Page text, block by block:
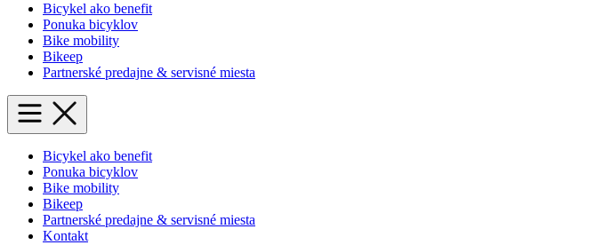
Bicykel ako benefit
Ponuka bicyklov
Bike mobility
Bikeep
Partnerské predajne & servisné miesta
Bicykel ako benefit
Ponuka bicyklov
Bike mobility
Bikeep
Partnerské predajne & servisné miesta
Kontakt